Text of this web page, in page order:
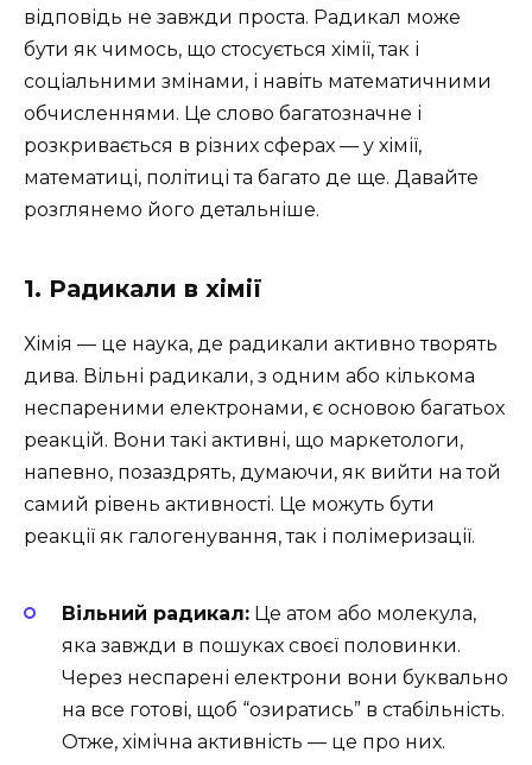
відповідь не завжди проста. Радикал може
бути як чимось, що стосується хімії, так і
соціальними змінами, і навіть математичними
обчисленнями. Це слово багатозначне і
розкривається в різних сферах — у хімії,
математиці, політиці та багато де ще. Давайте
розглянемо його детальніше.
1. Радикали в хімії
Хімія — це наука, де радикали активно творять
дива. Вільні радикали, з одним або кількома
неспареними електронами, є основою багатьох
реакцій. Вони такі активні, що маркетологи,
напевно, позаздрять, думаючи, як вийти на той
самий рівень активності. Це можуть бути
реакції як галогенування, так і полімеризації.
Вільний радикал: Це атом або молекула,
яка завжди в пошуках своєї половинки.
Через неспарені електрони вони буквально
на все готові, щоб “озиратись” в стабільність.
Отже, хімічна активність — це про них.